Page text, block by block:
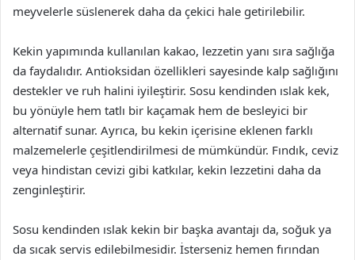
meyvelerle süslenerek daha da çekici hale getirilebilir.
Kekin yapımında kullanılan kakao, lezzetin yanı sıra sağlığa
da faydalıdır. Antioksidan özellikleri sayesinde kalp sağlığını
destekler ve ruh halini iyileştirir. Sosu kendinden ıslak kek,
bu yönüyle hem tatlı bir kaçamak hem de besleyici bir
alternatif sunar. Ayrıca, bu kekin içerisine eklenen farklı
malzemelerle çeşitlendirilmesi de mümkündür. Fındık, ceviz
veya hindistan cevizi gibi katkılar, kekin lezzetini daha da
zenginleştirir.
Sosu kendinden ıslak kekin bir başka avantajı da, soğuk ya
da sıcak servis edilebilmesidir. İsterseniz hemen fırından